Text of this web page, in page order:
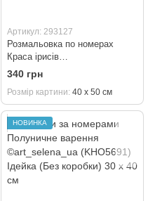
Артикул: 293127
Розмальовка по номерах
Краса ірисів
©sophiia_іllustrations (KH3288)
Ідейка 40 х 50 см
340 грн
Розмір картини 40 х 50 см
НОВИНКА